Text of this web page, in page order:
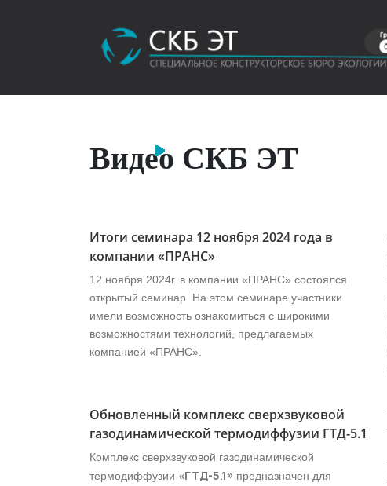
Видео СКБ ЭТ
Итоги семинара 12 ноября 2024 года в
компании «ПРАНС»
12 ноября 2024г. в компании «ПРАНС» состоялся
открытый семинар. На этом семинаре участники
имели возможность ознакомиться с широкими
возможностями технологий, предлагаемых
компанией «ПРАНС».
Обновленный комплекс сверхзвуковой
газодинамической термодиффузии ГТД-5.1
Комплекс сверхзвуковой газодинамической
термодиффузии «ГТД-5.1» предназначен для